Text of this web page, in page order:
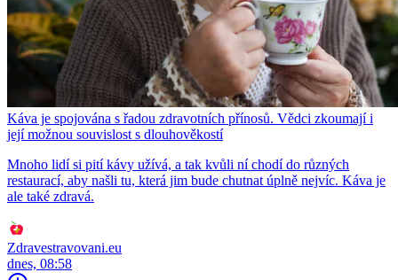
Káva je spojována s řadou zdravotních přínosů. Vědci zkoumají i
její možnou souvislost s dlouhověkostí
Mnoho lidí si pití kávy užívá, a tak kvůli ní chodí do různých
restaurací, aby našli tu, která jim bude chutnat úplně nejvíc. Káva je
ale také zdravá.
Zdravestravovani.eu
dnes, 08:58